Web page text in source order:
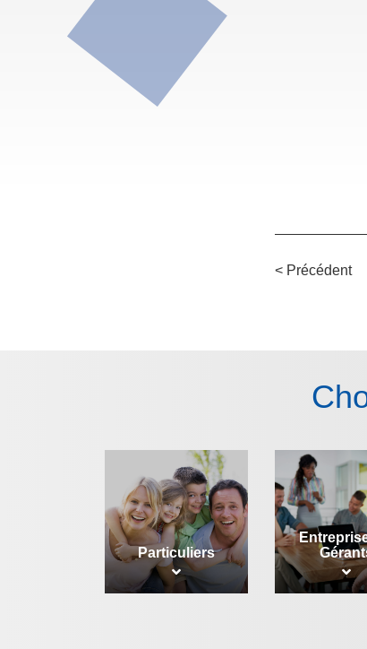
< Précédent
Particuliers